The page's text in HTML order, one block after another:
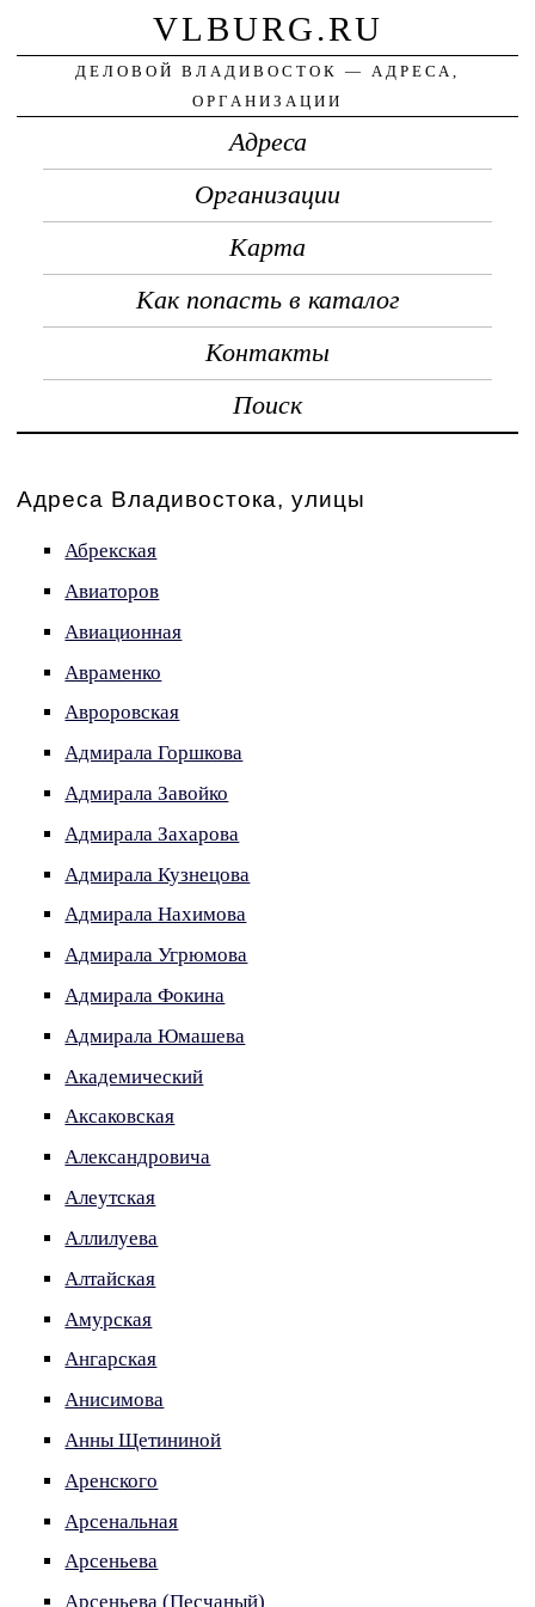
VLBURG.RU
ДЕЛОВОЙ ВЛАДИВОСТОК — АДРЕСА,
ОРГАНИЗАЦИИ
Адреса
Организации
Карта
Как попасть в каталог
Контакты
Поиск
Адреса Владивостока, улицы
Абрекская
Авиаторов
Авиационная
Авраменко
Авроровская
Адмирала Горшкова
Адмирала Завойко
Адмирала Захарова
Адмирала Кузнецова
Адмирала Нахимова
Адмирала Угрюмова
Адмирала Фокина
Адмирала Юмашева
Академический
Аксаковская
Александровича
Алеутская
Аллилуева
Алтайская
Амурская
Ангарская
Анисимова
Анны Щетининой
Аренского
Арсенальная
Арсеньева
Арсеньева (Песчаный)